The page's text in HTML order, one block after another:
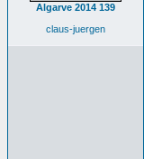
Algarve 2014 139
claus-juergen